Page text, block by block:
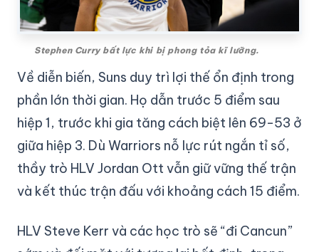
Stephen Curry bất lực khi bị phong tỏa kĩ lưỡng.
Về diễn biến, Suns duy trì lợi thế ổn định trong
phần lớn thời gian. Họ dẫn trước 5 điểm sau
hiệp 1, trước khi gia tăng cách biệt lên 69-53 ở
giữa hiệp 3. Dù Warriors nỗ lực rút ngắn tỉ số,
thầy trò HLV Jordan Ott vẫn giữ vững thế trận
và kết thúc trận đấu với khoảng cách 15 điểm.
HLV Steve Kerr và các học trò sẽ “đi Cancun”